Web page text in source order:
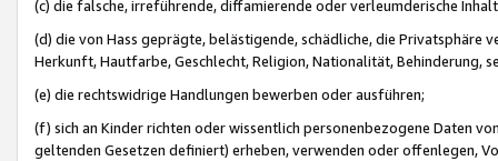
(c) die falsche, irreführende, diffamierende oder verleumderische
(d) die von Hass geprägte, belästigende, schädliche, die Privatsphäre
Herkunft, Hautfarbe, Geschlecht, Religion, Nationalität, Behinderung,
(e) die rechtswidrige Handlungen bewerben oder ausführen;
(f) sich an Kinder richten oder wissentlich personenbezogene Daten
geltenden Gesetzen definiert) erheben, verwenden oder offenlegen,